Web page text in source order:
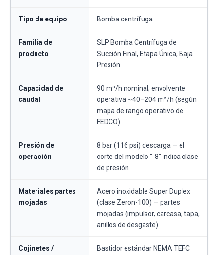
Tipo de equipo Bomba centrífuga
Familia de
producto
SLP Bomba Centrífuga de
Succión Final, Etapa Única, Baja
Presión
Capacidad de
caudal
90 m³/h nominal; envolvente
operativa ~40–204 m³/h (según
mapa de rango operativo de
FEDCO)
Presión de
operación
8 bar (116 psi) descarga — el
corte del modelo "-8" indica clase
de presión
Materiales partes
mojadas
Acero inoxidable Super Duplex
(clase Zeron-100) — partes
mojadas (impulsor, carcasa, tapa,
anillos de desgaste)
Cojinetes /
Bastidor estándar NEMA TEFC